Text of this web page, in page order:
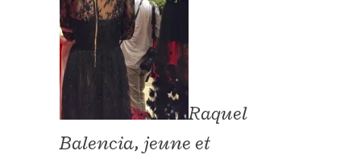
Raquel
Balencia, jeune et